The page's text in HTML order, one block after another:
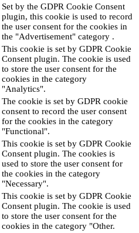
Set by the GDPR Cookie Consent
plugin, this cookie is used to record
the user consent for the cookies in
the "Advertisement" category .
This cookie is set by GDPR Cookie
Consent plugin. The cookie is used
to store the user consent for the
cookies in the category
"Analytics".
The cookie is set by GDPR cookie
consent to record the user consent
for the cookies in the category
"Functional".
This cookie is set by GDPR Cookie
Consent plugin. The cookies is
used to store the user consent for
the cookies in the category
"Necessary".
This cookie is set by GDPR Cookie
Consent plugin. The cookie is used
to store the user consent for the
cookies in the category "Other.